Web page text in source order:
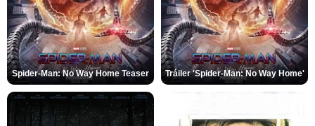
Spider-Man: No Way Home Teaser Tráiler 'Spider-Man: No Way Home'